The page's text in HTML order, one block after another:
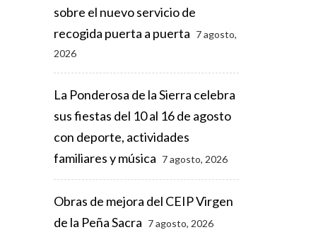
sobre el nuevo servicio de
recogida puerta a puerta 7 agosto,
2026
La Ponderosa de la Sierra celebra
sus fiestas del 10 al 16 de agosto
con deporte, actividades
familiares y música 7 agosto, 2026
Obras de mejora del CEIP Virgen
de la Peña Sacra 7 agosto, 2026